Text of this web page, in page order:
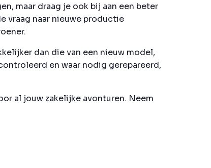
maar draag je ook bij aan een beter
vraag naar nieuwe productie
dan die van een nieuw model,
en waar nodig gerepareerd,
al jouw zakelijke avonturen. Neem